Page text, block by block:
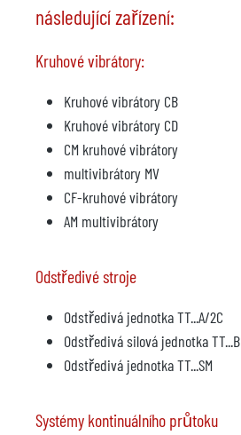
následující zařízení:
Kruhové vibrátory:
Kruhové vibrátory CB
Kruhové vibrátory CD
CM kruhové vibrátory
multivibrátory MV
CF-kruhové vibrátory
AM multivibrátory
Odstředivé stroje
Odstředivá jednotka TT...A/2C
Odstředivá silová jednotka TT...B
Odstředivá jednotka TT...SM
Systémy kontinuálního průtoku